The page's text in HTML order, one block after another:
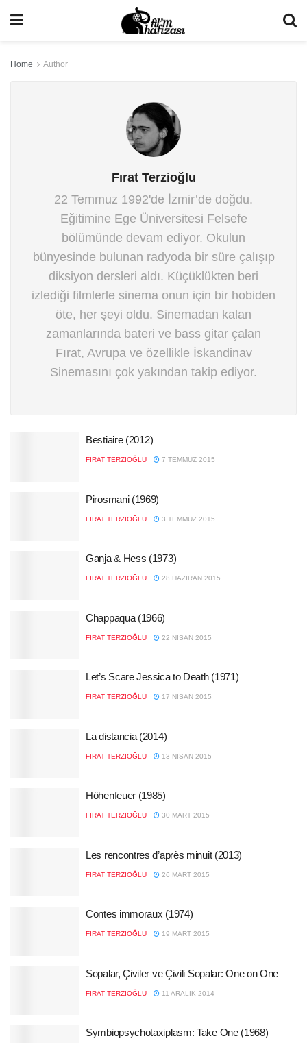
Home Author
Fırat Terzioğlu
22 Temmuz 1992'de İzmir’de doğdu.
Eğitimine Ege Üniversitesi Felsefe
bölümünde devam ediyor. Okulun
bünyesinde bulunan radyoda bir süre çalışıp
diksiyon dersleri aldı. Küçüklükten beri
izlediği filmlerle sinema onun için bir hobiden
öte, her şeyi oldu. Sinemadan kalan
zamanlarında bateri ve bass gitar çalan
Fırat, Avrupa ve özellikle İskandinav
Sinemasını çok yakından takip ediyor.
Bestiaire (2012)
FIRAT TERZIOĞLU 7 TEMMUZ 2015
Pirosmani (1969)
FIRAT TERZIOĞLU 3 TEMMUZ 2015
Ganja & Hess (1973)
FIRAT TERZIOĞLU 28 HAZIRAN 2015
Chappaqua (1966)
FIRAT TERZIOĞLU 22 NISAN 2015
Let’s Scare Jessica to Death (1971)
FIRAT TERZIOĞLU 17 NISAN 2015
La distancia (2014)
FIRAT TERZIOĞLU 13 NISAN 2015
Höhenfeuer (1985)
FIRAT TERZIOĞLU 30 MART 2015
Les rencontres d’après minuit (2013)
FIRAT TERZIOĞLU 26 MART 2015
Contes immoraux (1974)
FIRAT TERZIOĞLU 19 MART 2015
Sopalar, Çiviler ve Çivili Sopalar: One on One
FIRAT TERZIOĞLU 11 ARALIK 2014
Symbiopsychotaxiplasm: Take One (1968)